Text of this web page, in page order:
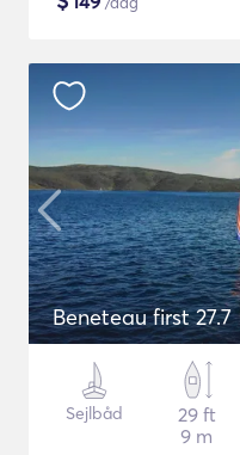
Beneteau first 27.7
Sejlbåd
29 ft
9 m